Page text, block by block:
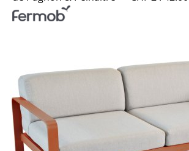
Canapés
Fauteuils lounge
Chaises cantilever
Chaises et Tabourets de bar